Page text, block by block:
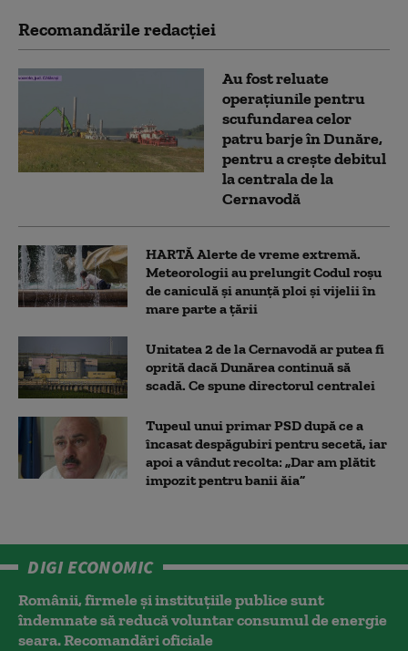
Recomandările redacţiei
Au fost reluate
operațiunile pentru
scufundarea celor
patru barje în Dunăre,
pentru a crește debitul
la centrala de la
Cernavodă
HARTĂ Alerte de vreme extremă.
Meteorologii au prelungit Codul roșu
de caniculă și anunță ploi și vijelii în
mare parte a țării
Unitatea 2 de la Cernavodă ar putea fi
oprită dacă Dunărea continuă să
scadă. Ce spune directorul centralei
Tupeul unui primar PSD după ce a
încasat despăgubiri pentru secetă, iar
apoi a vândut recolta: „Dar am plătit
impozit pentru banii ăia”
DIGI ECONOMIC
Românii, firmele și instituțiile publice sunt
îndemnate să reducă voluntar consumul de energie
seara. Recomandări oficiale